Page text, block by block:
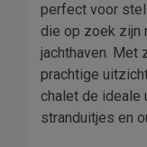
perfect voor
die op zoek zijn
jachthaven. Met
prachtige
chalet de ideale
stranduitjes en